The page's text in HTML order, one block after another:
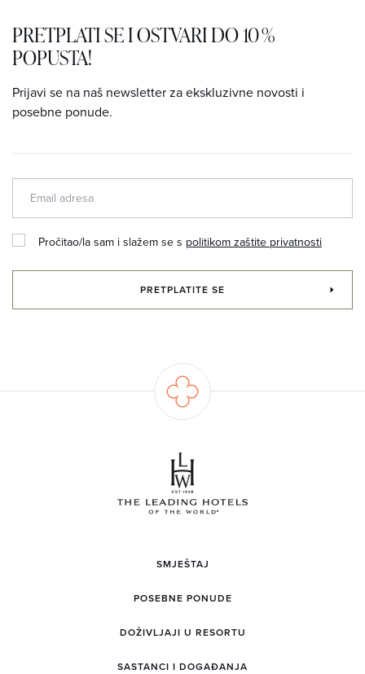
PRETPLATI SE I OSTVARI DO 10 %
POPUSTA!
Prijavi se na naš newsletter za ekskluzivne novosti i
posebne ponude.
Pročitao/la sam i slažem se s politikom zaštite privatnosti
PRETPLATITE SE
SMJEŠTAJ
POSEBNE PONUDE
DOŽIVLJAJI U RESORTU
SASTANCI I DOGAĐANJA